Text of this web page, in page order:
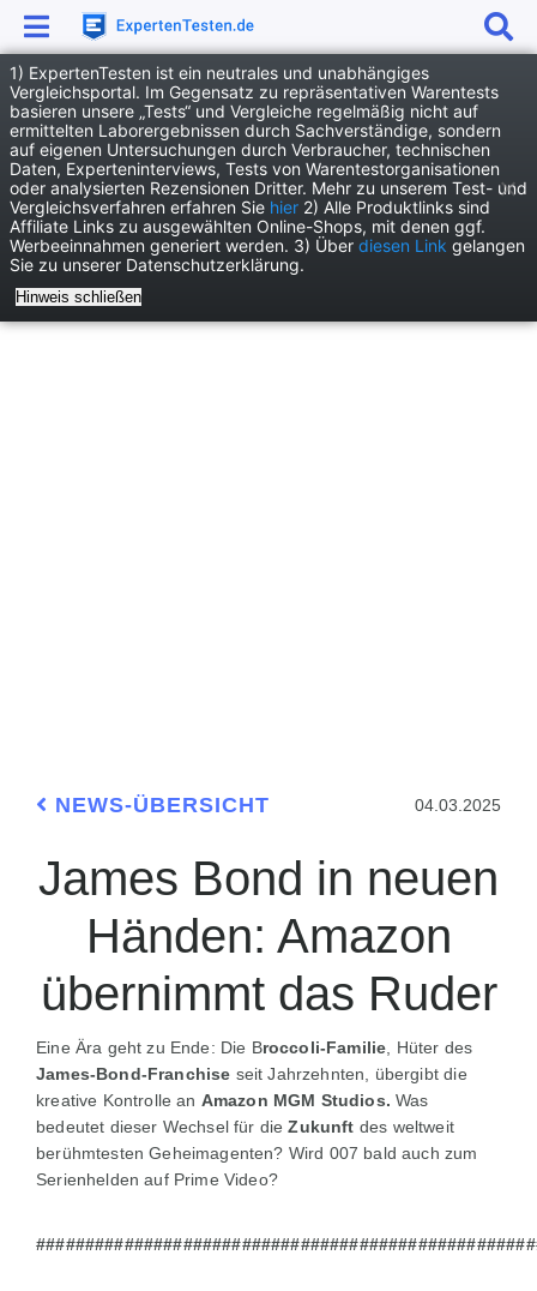
1) ExpertenTesten ist ein neutrales und unabhängiges
Vergleichsportal. Im Gegensatz zu repräsentativen Warentests
basieren unsere „Tests“ und Vergleiche regelmäßig nicht auf
ermittelten Laborergebnissen durch Sachverständige, sondern
auf eigenen Untersuchungen durch Verbraucher, technischen
Daten, Experteninterviews, Tests von Warentestorganisationen
oder analysierten Rezensionen Dritter. Mehr zu unserem Test- und
Vergleichsverfahren erfahren Sie hier 2) Alle Produktlinks sind
Affiliate Links zu ausgewählten Online-Shops, mit denen ggf.
Werbeeinnahmen generiert werden. 3) Über diesen Link gelangen
Sie zu unserer Datenschutzerklärung.
Hinweis schließen
News
TV und Steaming
James Bond in neuen Händen: Amazon übernimmt das Ruder
NEWS-ÜBERSICHT 04.03.2025
James Bond in neuen
Händen: Amazon
übernimmt das Ruder
Eine Ära geht zu Ende: Die Broccoli-Familie , Hüter des
James-Bond-Franchise seit Jahrzehnten, übergibt die
kreative Kontrolle an Amazon MGM Studios. Was
bedeutet dieser Wechsel für dieZukunft des weltweit
berühmtesten Geheimagenten? Wird 007 bald auch zum
Serienhelden auf Prime Video?